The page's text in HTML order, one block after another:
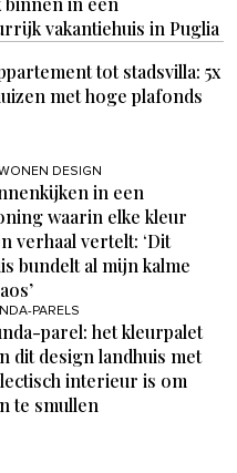
vakantiehuis in Puglia
tot stadsvilla: 5x
met hoge plafonds
DESIGN
in een
waarin elke kleur
verhaal vertelt: ‘Dit
bundelt al mijn kalme
PARELS
parel: het kleurpalet
dit design landhuis met
interieur is om
te smullen